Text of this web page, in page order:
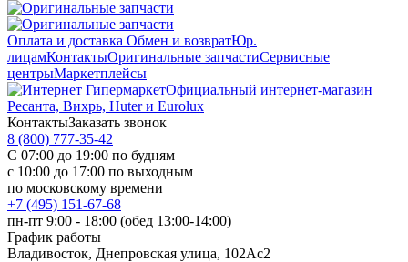
Оплата и доставка Обмен и возвратЮр.
лицамКонтактыОригинальные запчастиСервисные
центрыМаркетплейсы
Официальный интернет-магазин
Ресанта, Вихрь, Huter и Eurolux
КонтактыЗаказать звонок
8 (800) 777-35-42
С 07:00 до 19:00 по будням
с 10:00 до 17:00 по выходным
по московскому времени
+7 (495) 151-67-68
пн-пт 9:00 - 18:00 (обед 13:00-14:00)
График работы
Владивосток, Днепровская улица, 102Ас2